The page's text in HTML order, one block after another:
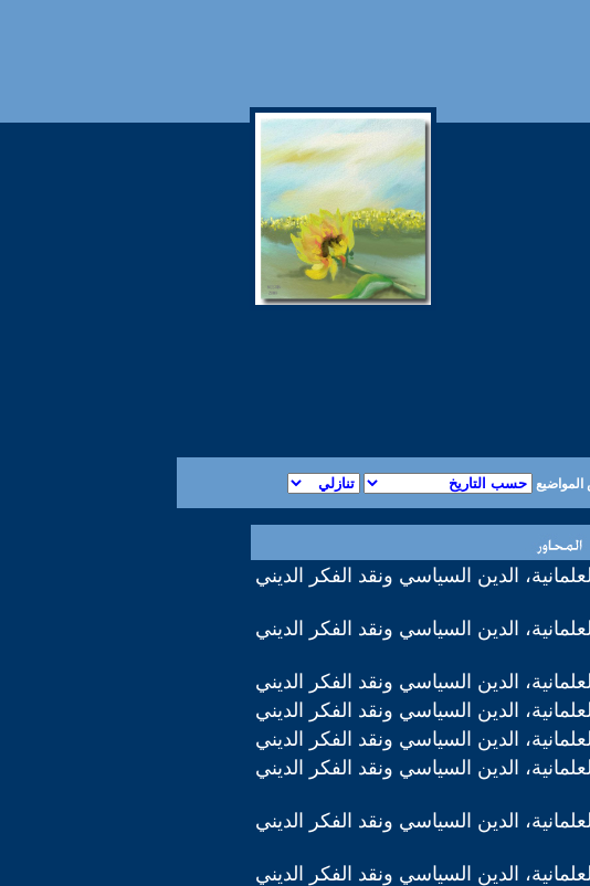
العلمانية، الدين السياسي ونقد الفكر الديني
العلمانية، الدين السياسي ونقد الفكر الديني
العلمانية، الدين السياسي ونقد الفكر الديني
العلمانية، الدين السياسي ونقد الفكر الديني
العلمانية، الدين السياسي ونقد الفكر الديني
العلمانية، الدين السياسي ونقد الفكر الديني
العلمانية، الدين السياسي ونقد الفكر الديني
العلمانية، الدين السياسي ونقد الفكر الديني